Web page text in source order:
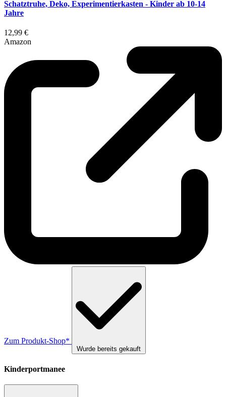
Schatztruhe, Deko, Experimentierkasten - Kinder ab 10-14
Jahre
12,99 €
Amazon
Zum Produkt-Shop*
Wurde bereits gekauft
Kinderportmanee